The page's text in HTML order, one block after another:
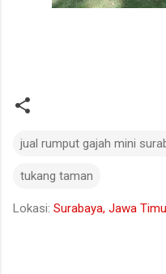
jual rumput gajah mini
tukang taman
Lokasi: Surabaya, Jawa